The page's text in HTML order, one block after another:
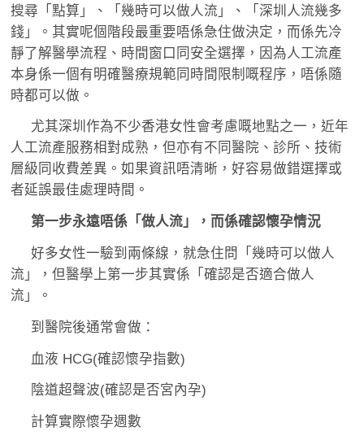
搜尋「點算」、「幾時可以做人流」、「深圳人流幾多
錢」。其實呢個階段最重要唔係急住做決定，而係先冷
靜了解醫學流程、時間窗口同安全選擇，因為人工流產
本身係一個有明確醫療規範同時間限制嘅程序，唔係隨
時都可以做。
尤其深圳作為不少香港女性會考慮嘅地點之一，近年
人工流產服務相對成熟，但亦有不同醫院、診所、技術
層級同收費差異。如果資訊唔清晰，好容易做錯選擇或
者延誤最佳處理時間。
第一步永遠唔係「做人流」，而係確認懷孕情況
好多女性一驗到兩條線，就急住問「幾時可以做人
流」，但醫學上第一步其實係「確認是否適合做人
流」。
到醫院後通常會做：
血液 HCG(確認懷孕指數)
陰道超聲波(確認是否宮內孕)
計算實際懷孕週數